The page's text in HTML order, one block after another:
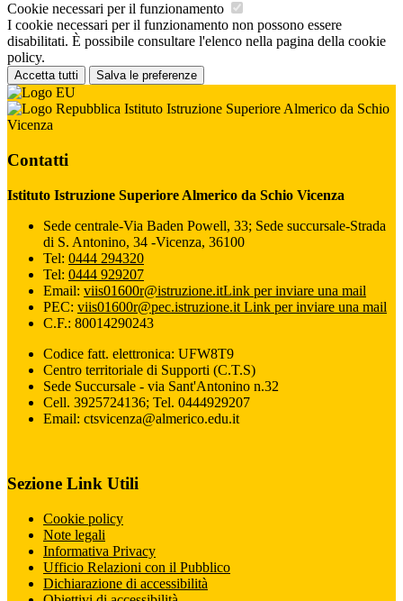
Cookie necessari per il funzionamento
I cookie necessari per il funzionamento non possono essere
disabilitati. È possibile consultare l'elenco nella pagina della cookie
policy.
Accetta tutti Salva le preferenze
Istituto Istruzione Superiore Almerico da Schio
Vicenza
Contatti
Istituto Istruzione Superiore Almerico da Schio Vicenza
Sede centrale-Via Baden Powell, 33; Sede succursale-Strada
di S. Antonino, 34 -Vicenza, 36100
Tel: 0444 294320
Tel: 0444 929207
Email: viis01600r@istruzione.itLink per inviare una mail
PEC: viis01600r@pec.istruzione.it Link per inviare una mail
C.F.: 80014290243
Codice fatt. elettronica: UFW8T9
Centro territoriale di Supporti (C.T.S)
Sede Succursale - via Sant'Antonino n.32
Cell. 3925724136; Tel. 0444929207
Email: ctsvicenza@almerico.edu.it
Sezione Link Utili
Cookie policy
Note legali
Informativa Privacy
Ufficio Relazioni con il Pubblico
Dichiarazione di accessibilità